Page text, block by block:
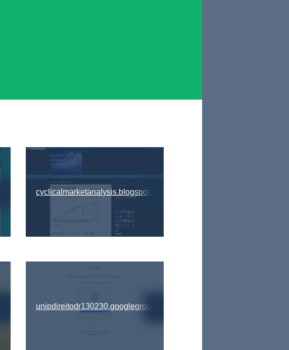
cyclicalmarketanalysis.blogspot.com.au
unipdireitodr130230.googlegroups.com